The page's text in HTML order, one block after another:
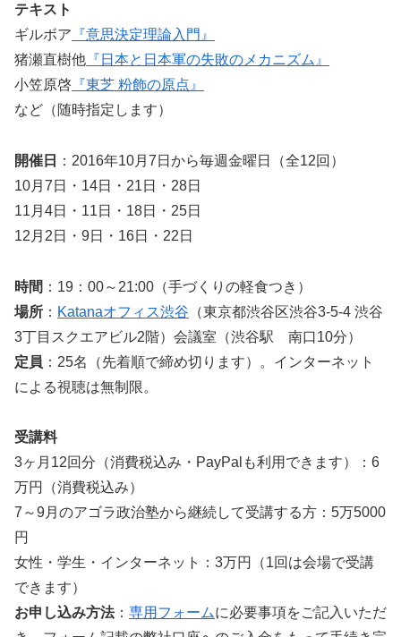
テキスト
ギルボア 『意思決定理論入門』
猪瀬直樹他 『日本と日本軍の失敗のメカニズム』
小笠原啓 『東芝 粉飾の原点』
など（随時指定します）
開催日
：2016年10月7日から毎週金曜日（全12回）
10月7日・14日・21日・28日
11月4日・11日・18日・25日
12月2日・9日・16日・22日
時間 ：19：00～21:00（手づくりの軽食つき）
場所 ： Katanaオフィス渋谷 （東京都渋谷区渋谷3-5-4 渋谷
3丁目スクエアビル2階）会議室（渋谷駅 南口10分）
定員 ：25名（先着順で締め切ります）。インターネット
による視聴は無制限。
受講料
3ヶ月12回分（消費税込み・PayPalも利用できます）：6
万円（消費税込み）
7～9月のアゴラ政治塾から継続して受講する方：5万5000
円
女性・学生・インターネット：3万円（1回は会場で受講
できます）
お申し込み方法： 専用フォームに必要事項をご記入いただ